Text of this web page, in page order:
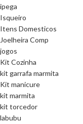
ipega
Isqueiro
Itens Domesticos
Joelheira Comp
jogos
Kit Cozinha
kit garrafa marmita
Kit manicure
kit marmita
kit torcedor
labubu